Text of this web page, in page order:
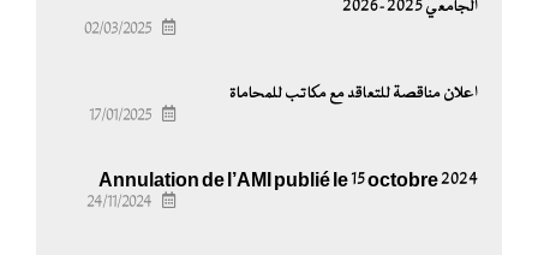
الجامعي 2025-2026
02/03/2025
اعلان مناقصة للتعاقد مع مكاتب للمحاماة
17/01/2025
Annulation de l’AMI publié le 15 octobre 2024
24/11/2024